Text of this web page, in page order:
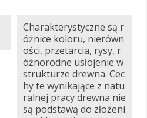
Charakterystyczne są r
óżnice koloru, nierówn
ości, przetarcia, rysy, r
óżnorodne usłojenie w
strukturze drewna. Cec
hy te wynikające z natu
ralnej pracy drewna nie
są podstawą do złożeni